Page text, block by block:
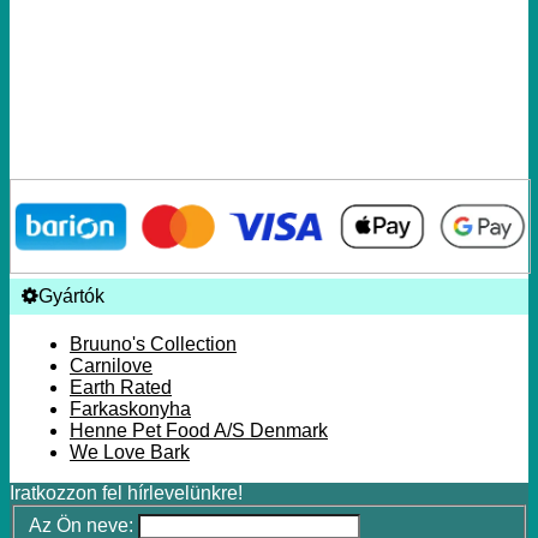
Gyártók
Bruuno's Collection
Carnilove
Earth Rated
Farkaskonyha
Henne Pet Food A/S Denmark
We Love Bark
Iratkozzon fel hírlevelünkre!
Az Ön neve: